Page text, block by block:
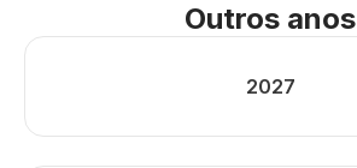
Outros anos
2027